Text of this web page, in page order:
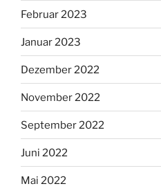
Februar 2023
Januar 2023
Dezember 2022
November 2022
September 2022
Juni 2022
Mai 2022